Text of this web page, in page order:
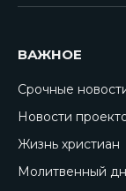
ВАЖНОЕ
Срочные
Новости
Жизнь христиан
Молитвенный